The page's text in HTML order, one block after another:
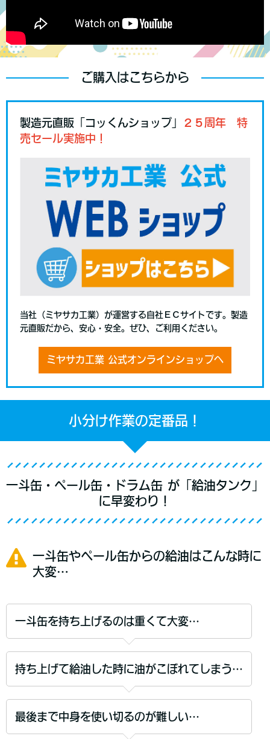
ご購入はこちらから
製造元直販「コッくんショップ」
２５周年 特
売セール実施中！
当社（ミヤサカ工業）が運営する自社ＥＣサイトです。製造
元直販だから、安心・安全。ぜひ、ご利用ください。
ミヤサカ工業 公式オンラインショップへ
小分け作業の定番品！
一斗缶・ペール缶・ドラム缶 が「給油タンク」
に早変わり！
一斗缶やペール缶からの給油はこんな時に
大変…
一斗缶を持ち上げるのは重くて大変…
持ち上げて給油した時に油がこぼれてしまう…
最後まで中身を使い切るのが難しい…